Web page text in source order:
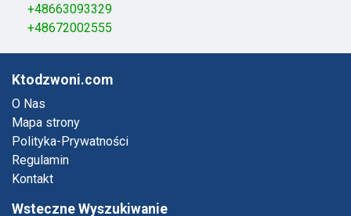
+48663093329
+48672002555
Ktodzwoni.com
O Nas
Mapa strony
Polityka-Prywatności
Regulamin
Kontakt
Wsteczne Wyszukiwanie